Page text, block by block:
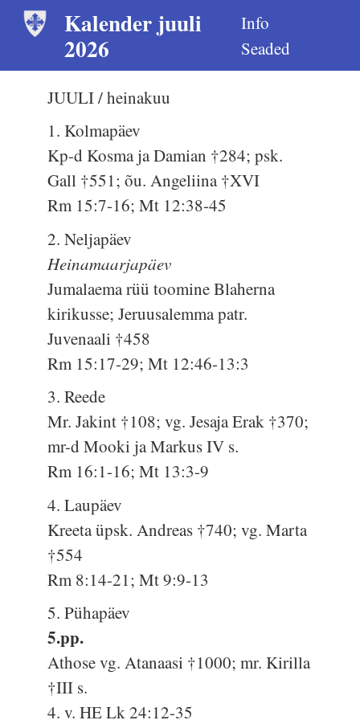
Kalender juuli
2026
Info
Seaded
JUULI / heinakuu
1. Kolmapäev
Kp-d Kosma ja Damian †284; psk.
Gall †551; õu. Angeliina †XVI
Rm 15:7-16; Mt 12:38-45
2. Neljapäev
Heinamaarjapäev
Jumalaema rüü toomine Blaherna
kirikusse; Jeruusalemma patr.
Juvenaali †458
Rm 15:17-29; Mt 12:46-13:3
3. Reede
Mr. Jakint †108; vg. Jesaja Erak †370;
mr-d Mooki ja Markus IV s.
Rm 16:1-16; Mt 13:3-9
4. Laupäev
Kreeta üpsk. Andreas †740; vg. Marta
†554
Rm 8:14-21; Mt 9:9-13
5. Pühapäev
5.pp.
Athose vg. Atanaasi †1000; mr. Kirilla
†III s.
4. v. HE Lk 24:12-35